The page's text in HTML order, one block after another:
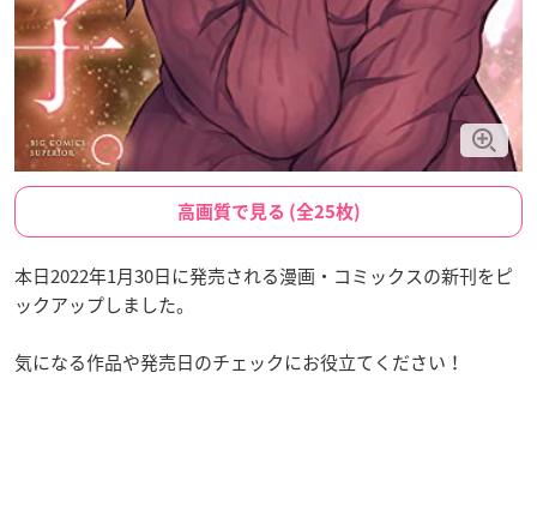
高画質で見る (全25枚)
本日2022年1月30日に発売される漫画・コミックスの新刊をピ
ックアップしました。
気になる作品や発売日のチェックにお役立てください！